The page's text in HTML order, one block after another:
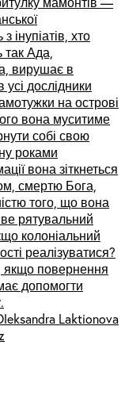
інупіатів, хто
Ада,
вирушає в
усі дослідники
на острові
вона муситиме
собі свою
роками
вона зіткнеться
смертю Бога,
того, що вона
рятувальний
колоніальний
реалізуватися?
якщо повернення
допомогти
Laktionova